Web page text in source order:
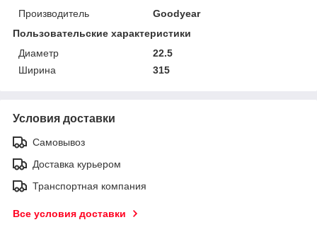
Производитель
Goodyear
Пользовательские характеристики
Диаметр
22.5
Ширина
315
Условия доставки
Самовывоз
Доставка курьером
Транспортная компания
Все условия доставки